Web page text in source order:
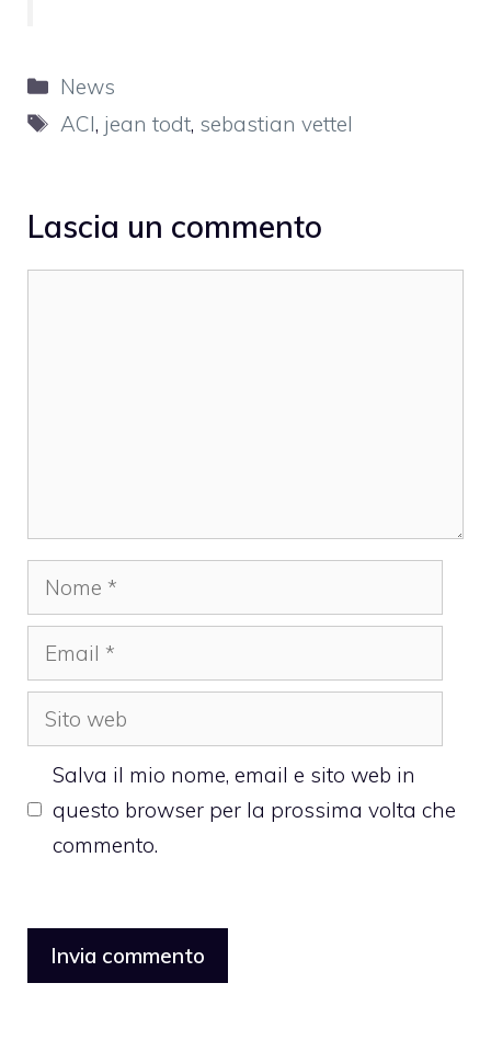
Categorie
News
Tag
ACI, jean todt, sebastian vettel
Lascia un commento
Nome
Email
Sito
web
Salva il mio nome, email e sito web in
questo browser per la prossima volta che
commento.